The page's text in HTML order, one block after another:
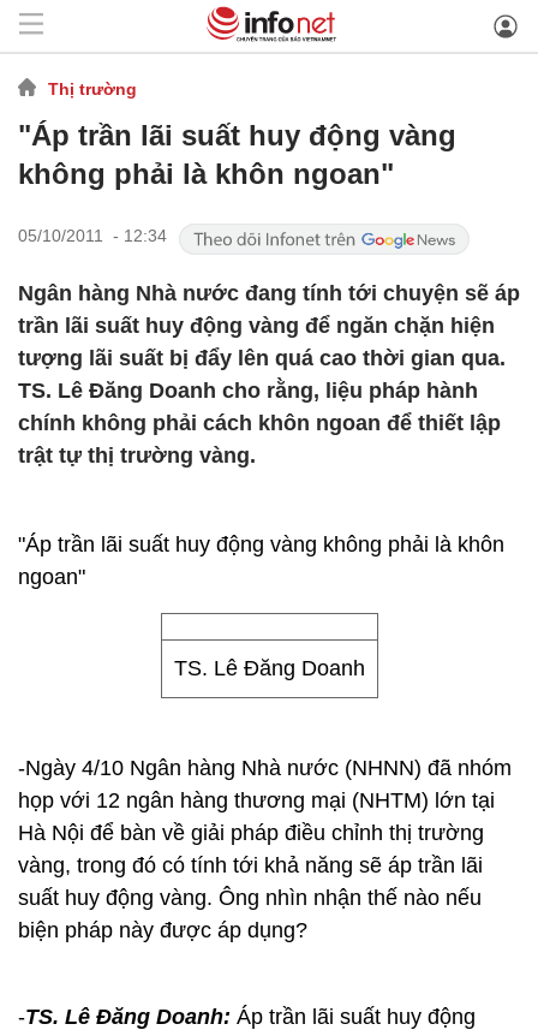
Thị trường
"Áp trần lãi suất huy động vàng
không phải là khôn ngoan"
05/10/2011 - 12:34
Ngân hàng Nhà nước đang tính tới chuyện sẽ áp
trần lãi suất huy động vàng để ngăn chặn hiện
tượng lãi suất bị đẩy lên quá cao thời gian qua.
TS. Lê Đăng Doanh cho rằng, liệu pháp hành
chính không phải cách khôn ngoan để thiết lập
trật tự thị trường vàng.
"Áp trần lãi suất huy động vàng không phải là khôn
ngoan"
TS. Lê Đăng Doanh
-Ngày 4/10 Ngân hàng Nhà nước (NHNN) đã nhóm
họp với 12 ngân hàng thương mại (NHTM) lớn tại
Hà Nội để bàn về giải pháp điều chỉnh thị trường
vàng, trong đó có tính tới khả năng sẽ áp trần lãi
suất huy động vàng. Ông nhìn nhận thế nào nếu
biện pháp này được áp dụng?
-TS. Lê Đăng Doanh: Áp trần lãi suất huy động